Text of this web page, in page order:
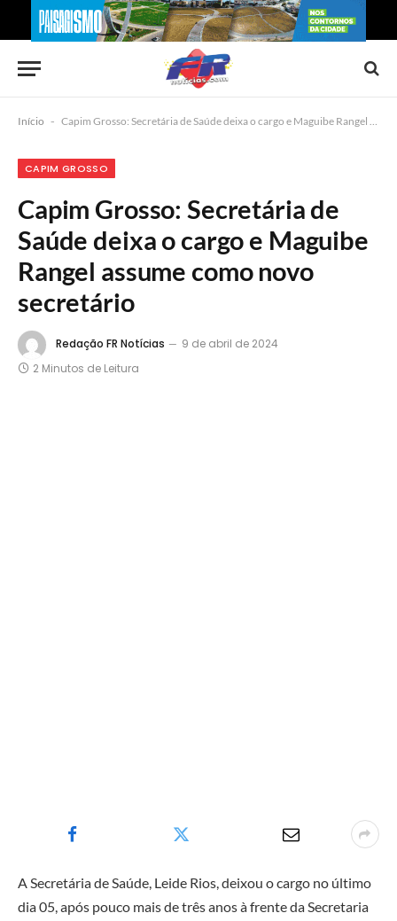
Início - Capim Grosso: Secretária de Saúde deixa o cargo e Maguibe Rangel assume como novo secretário
CAPIM GROSSO
Capim Grosso: Secretária de
Saúde deixa o cargo e Maguibe
Rangel assume como novo
secretário
Redação FR Notícias
9 de abril de 2024
2 Minutos de Leitura
A Secretária de Saúde, Leide Rios, deixou o cargo no último
dia 05, após pouco mais de três anos à frente da Secretaria